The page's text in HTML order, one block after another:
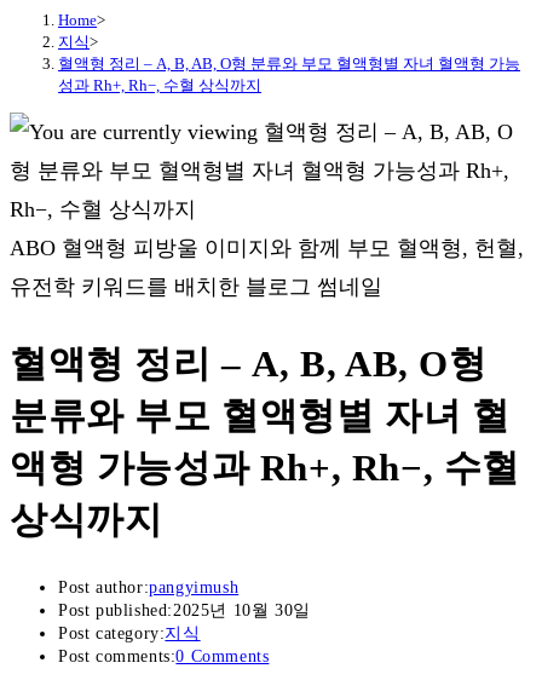
Home>
지식>
혈액형 정리 – A, B, AB, O형 분류와 부모 혈액형별 자녀 혈액형 가능
성과 Rh+, Rh−, 수혈 상식까지
ABO 혈액형 피방울 이미지와 함께 부모 혈액형, 헌혈,
유전학 키워드를 배치한 블로그 썸네일
혈액형 정리 – A, B, AB, O형
분류와 부모 혈액형별 자녀 혈
액형 가능성과 Rh+, Rh−, 수혈
상식까지
Post author:pangyimush
Post published:2025년 10월 30일
Post category:지식
Post comments:0 Comments